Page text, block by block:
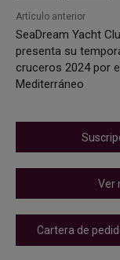
Artículo anterior
SeaDream Yacht
presenta su
cruceros 2024 por
Mediterráneo
Ver
Cartera de